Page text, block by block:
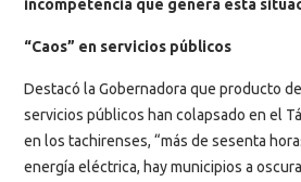
incompetencia que genera esta
“Caos” en servicios públicos
Destacó la Gobernadora que producto
servicios públicos han colapsado en el
en los tachirenses, “más de sesenta
energía eléctrica, hay municipios a